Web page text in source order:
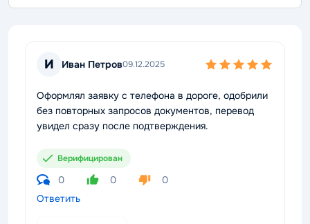
И Иван Петров09.12.2025
Оформлял заявку с телефона в дороге, одобрили
без повторных запросов документов, перевод
увидел сразу после подтверждения.
Верифицирован
0 0
0
Ответить